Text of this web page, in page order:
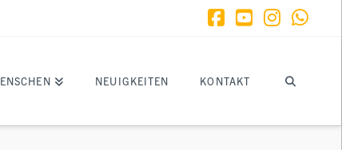
NEUIGKEITEN KONTAKT